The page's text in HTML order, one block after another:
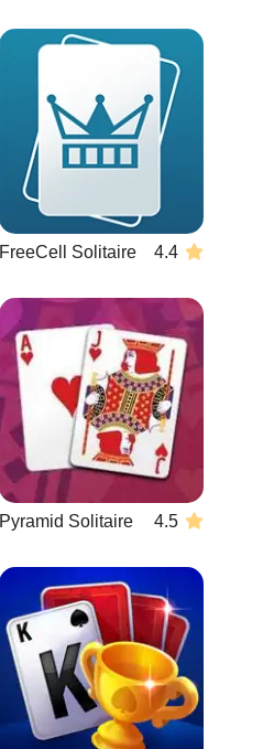
FreeCell Solitaire 4.4
Pyramid Solitaire 4.5